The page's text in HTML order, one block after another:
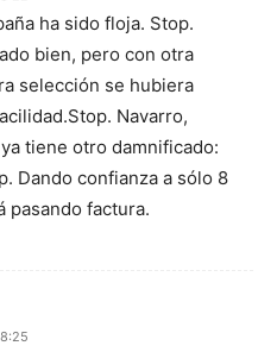
ha sido floja. Stop.
bien, pero con otra
selección se hubiera
Navarro,
tiene otro damnificado:
Dando confianza a sólo 8
pasando factura.